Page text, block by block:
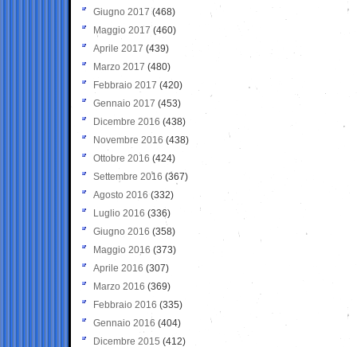
Giugno 2017 (468)
Maggio 2017 (460)
Aprile 2017 (439)
Marzo 2017 (480)
Febbraio 2017 (420)
Gennaio 2017 (453)
Dicembre 2016 (438)
Novembre 2016 (438)
Ottobre 2016 (424)
Settembre 2016 (367)
Agosto 2016 (332)
Luglio 2016 (336)
Giugno 2016 (358)
Maggio 2016 (373)
Aprile 2016 (307)
Marzo 2016 (369)
Febbraio 2016 (335)
Gennaio 2016 (404)
Dicembre 2015 (412)